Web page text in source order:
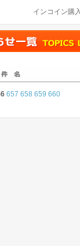
インコイン購
657 658 659 660